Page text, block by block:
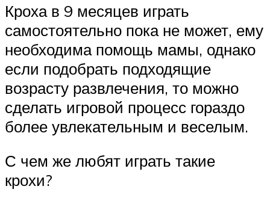
Кроха в 9 месяцев играть
самостоятельно пока не может, ему
необходима помощь мамы, однако
если подобрать подходящие
возрасту развлечения, то можно
сделать игровой процесс гораздо
более увлекательным и веселым.
С чем же любят играть такие
крохи?